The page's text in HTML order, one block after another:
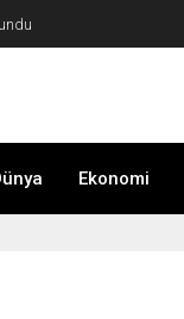
Ekonomi